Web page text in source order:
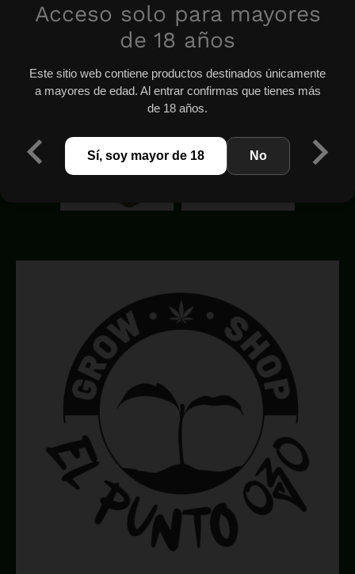
Acceso solo para mayores
de 18 años
Este sitio web contiene productos destinados únicamente
a mayores de edad. Al entrar confirmas que tienes más
de 18 años.
Sí, soy mayor de 18 No